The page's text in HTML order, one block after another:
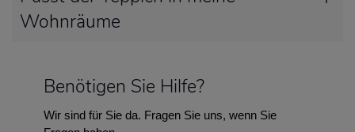
Wohnräume
Benötigen Sie Hilfe?
Wir sind für Sie da. Fragen Sie uns, wenn Sie